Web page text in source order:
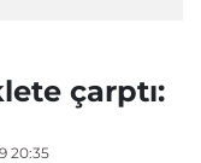
çarptı:
20:35